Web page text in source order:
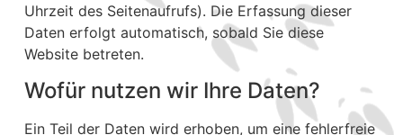
Uhrzeit des Seitenaufrufs). Die Erfassung dieser
Daten erfolgt automatisch, sobald Sie diese
Website betreten.
Wofür nutzen wir Ihre Daten?
Ein Teil der Daten wird erhoben, um eine fehlerfreie